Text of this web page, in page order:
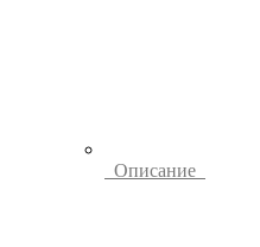
Описание